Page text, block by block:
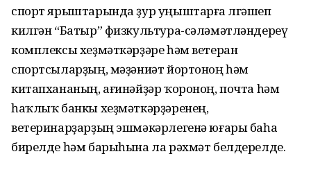
спорт ярыштарында ҙур уңыштарға өлгәшеп
килгән “Батыр” физкультура-сәләмәтләндереү
комплексы хеҙмәткәрҙәре һәм ветеран
спортсыларҙың, мәҙәниәт йортоноң һәм
китапхананың, ағинәйҙәр ҡороноң, почта һәм
һаҡлыҡ банкы хеҙмәткәрҙәренең,
ветеринарҙарҙың эшмәкәрлегенә юғары баһа
бирелде һәм барыһына ла рәхмәт белдерелде.